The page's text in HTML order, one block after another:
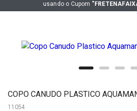
usando o Cupom
COPO CANUDO PLASTICO
11054